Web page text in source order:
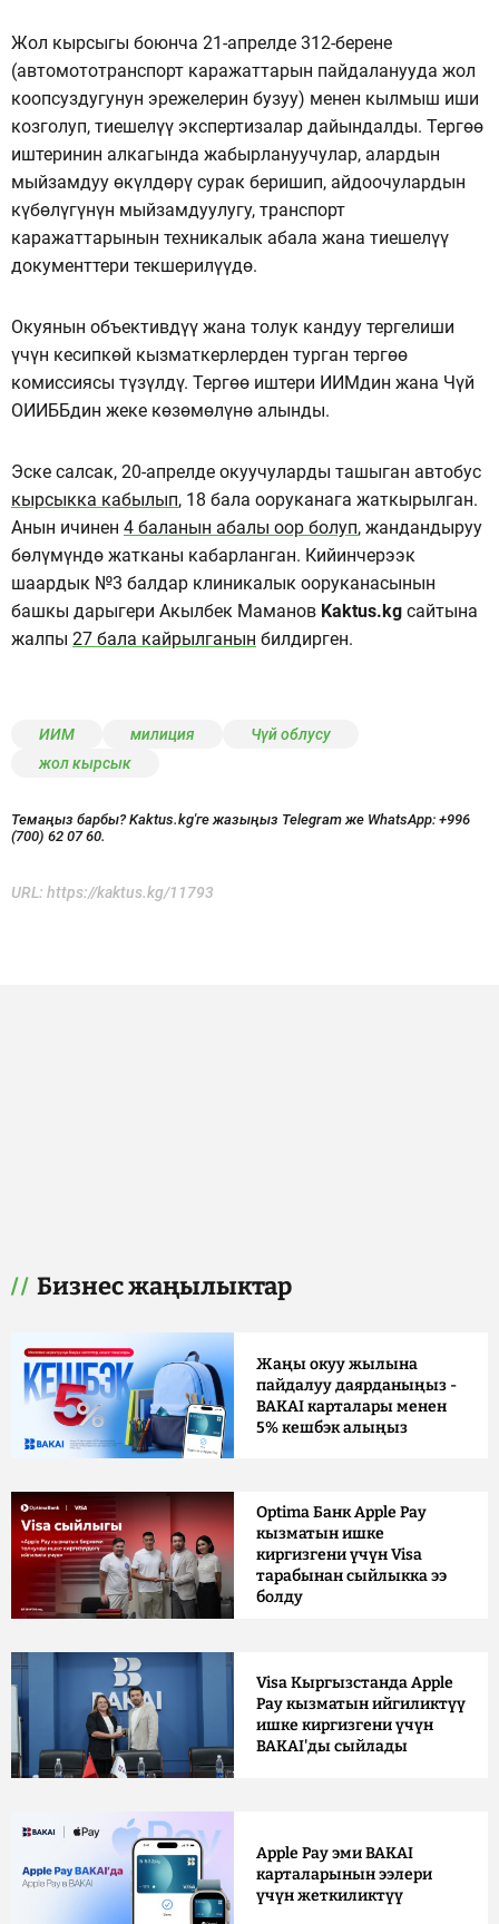
Жол кырсыгы боюнча 21-апрелде 312-берене
(автомототранспорт каражаттарын пайдаланууда жол
коопсуздугунун эрежелерин бузуу) менен кылмыш иши
козголуп, тиешелүү экспертизалар дайындалды. Тергөө
иштеринин алкагында жабырлануучулар, алардын
мыйзамдуу өкүлдөрү сурак беришип, айдоочулардын
күбөлүгүнүн мыйзамдуулугу, транспорт
каражаттарынын техникалык абала жана тиешелүү
документтери текшерилүүдө.
Окуянын объективдүү жана толук кандуу тергелиши
үчүн кесипкөй кызматкерлерден турган тергөө
комиссиясы түзүлдү. Тергөө иштери ИИМдин жана Чүй
ОИИББдин жеке көзөмөлүнө алынды.
Эске салсак, 20-апрелде окуучуларды ташыган автобус
кырсыкка кабылып, 18 бала ооруканага жаткырылган.
Анын ичинен 4 баланын абалы оор болуп, жандандыруу
бөлүмүндө жатканы кабарланган. Кийинчерээк
шаардык №3 балдар клиникалык ооруканасынын
башкы дарыгери Акылбек Маманов Kaktus.kg сайтына
жалпы 27 бала кайрылганын билдирген.
ИИМ милиция
Чүй облусу
жол кырсык
Темаңыз барбы? Kaktus.kg'ге жазыңыз Telegram же WhatsApp: +996
(700) 62 07 60.
URL: https://kaktus.kg/11793
Бизнес жаңылыктар
Жаңы окуу жылына
пайдалуу даярданыңыз -
BAKAI карталары менен
5% кешбэк алыңыз
Optima Банк Apple Pay
кызматын ишке
киргизгени үчүн Visa
тарабынан сыйлыкка ээ
болду
Visa Кыргызстанда Apple
Pay кызматын ийгиликтүү
ишке киргизгени үчүн
BAKAI'ды сыйлады
Apple Pay эми BAKAI
карталарынын ээлери
үчүн жеткиликтүү